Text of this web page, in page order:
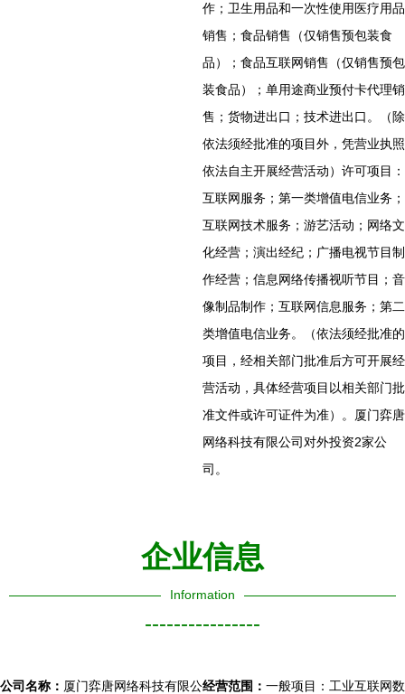
作；卫生用品和一次性使用医疗用品
销售；食品销售（仅销售预包装食
品）；食品互联网销售（仅销售预包
装食品）；单用途商业预付卡代理销
售；货物进出口；技术进出口。（除
依法须经批准的项目外，凭营业执照
依法自主开展经营活动）许可项目：
互联网服务；第一类增值电信业务；
互联网技术服务；游艺活动；网络文
化经营；演出经纪；广播电视节目制
作经营；信息网络传播视听节目；音
像制品制作；互联网信息服务；第二
类增值电信业务。（依法须经批准的
项目，经相关部门批准后方可开展经
营活动，具体经营项目以相关部门批
准文件或许可证件为准）。厦门弈唐
网络科技有限公司对外投资2家公
司。
企业信息
Information
----------------
公司名称： 厦门弈唐网络科技有限公经营范围： 一般项目：工业互联网数